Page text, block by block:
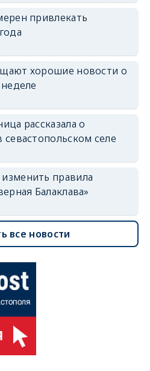
привлекать
хорошие новости о
рассказала о
селе
правила
Балаклава»
все новости